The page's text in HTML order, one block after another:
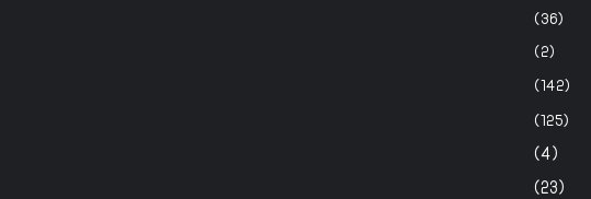
(36)
(2)
(142)
(125)
(4)
(23)